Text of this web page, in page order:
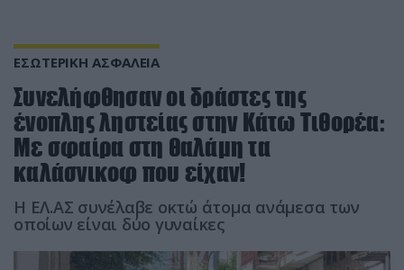
ΕΣΩΤΕΡΙΚΗ ΑΣΦΑΛΕΙΑ
Συνελήφθησαν οι δράστες της
ένοπλης ληστείας στην Κάτω Τιθορέα:
Με σφαίρα στη θαλάμη τα
καλάσνικοφ που είχαν!
Η ΕΛ.ΑΣ συνέλαβε οκτώ άτομα ανάμεσα των
οποίων είναι δύο γυναίκες